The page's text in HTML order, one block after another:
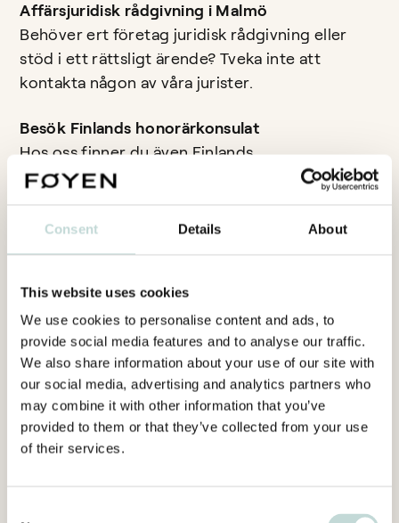
Consent Details About
This website uses cookies
We use cookies to personalise content and ads, to
provide social media features and to analyse our traffic.
We also share information about your use of our site with
our social media, advertising and analytics partners who
may combine it with other information that you’ve
provided to them or that they’ve collected from your use
of their services.
Affärsjuridisk rådgivning i Malmö
Behöver ert företag juridisk rådgivning eller
stöd i ett rättsligt ärende? Tveka inte att
kontakta någon av våra jurister.
Besök Finlands honorärkonsulat
Hos oss finner du även Finlands
honorärkonsulat i Malmö.
Adress
Vill du bli kontaktad av en jurist på Foyen? Fyll i